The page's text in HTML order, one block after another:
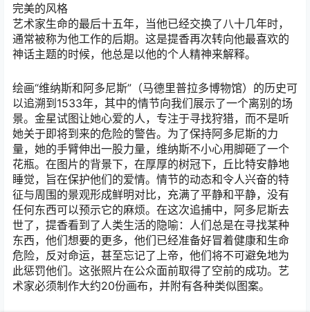
完美的风格
艺术家生命的最后十五年，当他已经交换了八十几年时，
通常被称为他工作的后期。这是提香再次转向他最喜欢的
神话主题的时候，他总是以他的个人精神来解释。
绘画“维纳斯和阿多尼斯”（马德里普拉多博物馆）的历史可
以追溯到1533年，其中的情节向我们展示了一个离别的场
景。金星试图让她心爱的人，专注于寻找狩猎，而不是听
她关于即将到来的危险的警告。为了保持阿多尼斯的力
量，她的手臂伸出一股力量，维纳斯不小心用脚砸了一个
花瓶。在图片的背景下，在厚厚的树冠下，丘比特安静地
睡觉，旨在保护他们的爱情。情节的动态和令人兴奋的特
征与周围的景观形成鲜明对比，充满了平静和平静，没有
任何东西可以预示它的麻烦。在这次追捕中，阿多尼斯去
世了，提香看到了人类生活的隐喻：人们总是在寻找某种
东西，他们想要的更多，他们已经准备好冒着健康和生命
危险，反对命运，甚至忘记了上帝，他们将不可避免地为
此惩罚他们。这张照片在公众面前取得了空前的成功。艺
术家必须制作大约20份画布，并附有各种类似图案。